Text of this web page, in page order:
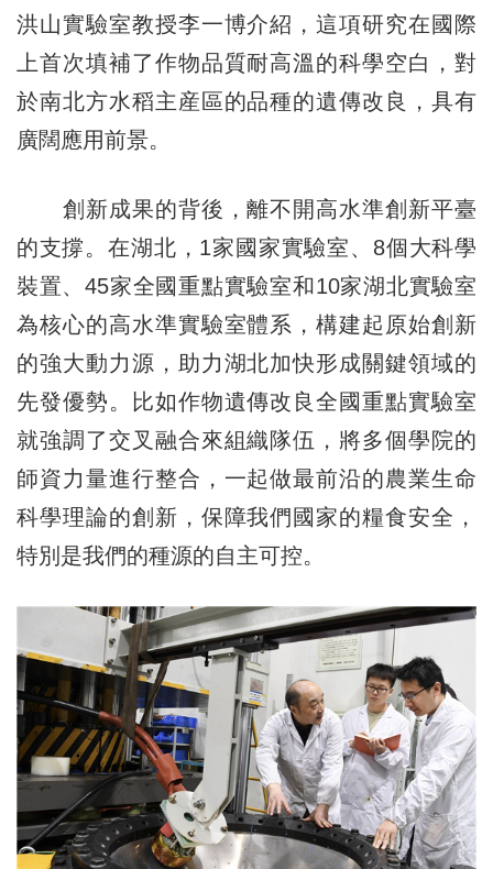
洪山實驗室教授李一博介紹，這項研究在國際
上首次填補了作物品質耐高溫的科學空白，對
於南北方水稻主産區的品種的遺傳改良，具有
廣闊應用前景。
創新成果的背後，離不開高水準創新平臺
的支撐。在湖北，1家國家實驗室、8個大科學
裝置、45家全國重點實驗室和10家湖北實驗室
為核心的高水準實驗室體系，構建起原始創新
的強大動力源，助力湖北加快形成關鍵領域的
先發優勢。比如作物遺傳改良全國重點實驗室
就強調了交叉融合來組織隊伍，將多個學院的
師資力量進行整合，一起做最前沿的農業生命
科學理論的創新，保障我們國家的糧食安全，
特別是我們的種源的自主可控。